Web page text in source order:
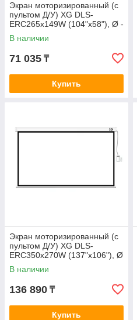
Экран моторизированный (с
пультом Д/У) XG DLS-
ERC265х149W (104"х58"), Ø -
119", 16:9
В наличии
71 035 ₸
Купить
Экран моторизированный (с
пультом Д/У) XG DLS-
ERС350x270W (137"х106"), Ø
- 174", 16:9
В наличии
136 890 ₸
Купить